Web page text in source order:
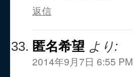
返信
匿名希望 より:
2014年9月7日 6:55 PM